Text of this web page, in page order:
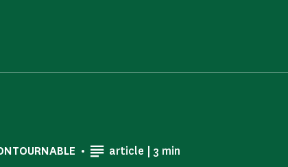
article | Temps de Lecture
3 min